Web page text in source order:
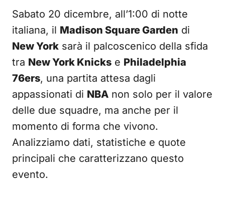
Sabato 20 dicembre, all’1:00 di notte
italiana, il Madison Square Garden di
New York sarà il palcoscenico della sfida
tra New York Knicks e Philadelphia
76ers, una partita attesa dagli
appassionati di NBA non solo per il valore
delle due squadre, ma anche per il
momento di forma che vivono.
Analizziamo dati, statistiche e quote
principali che caratterizzano questo
evento.